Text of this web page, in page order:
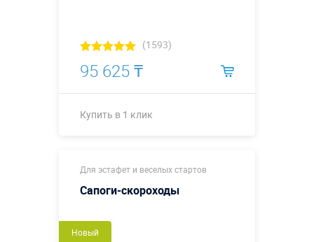
(1593)
95 625 ₸
Купить в 1 клик
Для эстафет и веселых стартов
Сапоги-скороходы
Новый